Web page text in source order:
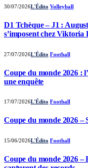
30/07/2026L'Édito Volleyball
D1 Tchèque – J1 :
s’imposent chez Viktoria
27/07/2026L'Édito Football
Coupe du monde 2026 :
une enquête
17/07/2026L'Édito Football
Coupe du monde 2026 –
15/06/2026L'Édito Football
Coupe du monde 2026 –